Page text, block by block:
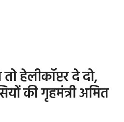
हेलीकॉप्टर दे दो,
की गृहमंत्री अमित